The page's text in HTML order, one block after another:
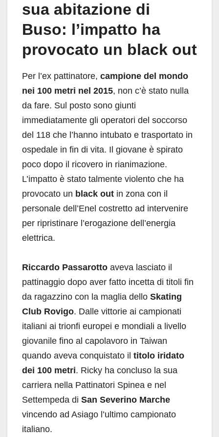
sua abitazione di
Buso: l’impatto ha
provocato un black out
Per l’ex pattinatore, campione del mondo
nei 100 metri nel 2015, non c’è stato nulla
da fare. Sul posto sono giunti
immediatamente gli operatori del soccorso
del 118 che l’hanno intubato e trasportato in
ospedale in fin di vita. Il giovane è spirato
poco dopo il ricovero in rianimazione.
L’impatto è stato talmente violento che ha
provocato un black out in zona con il
personale dell’Enel costretto ad intervenire
per ripristinare l’erogazione dell’energia
elettrica.
Riccardo Passarotto aveva lasciato il
pattinaggio dopo aver fatto incetta di titoli fin
da ragazzino con la maglia dello Skating
Club Rovigo. Dalle vittorie ai campionati
italiani ai trionfi europei e mondiali a livello
giovanile fino al capolavoro in Taiwan
quando aveva conquistato il titolo iridato
dei 100 metri. Ricky ha concluso la sua
carriera nella Pattinatori Spinea e nel
Settempeda di San Severino Marche
vincendo ad Asiago l’ultimo campionato
italiano.